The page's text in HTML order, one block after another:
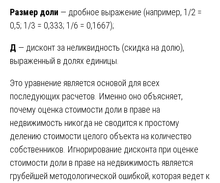
Размер доли — дробное выражение (например, 1/2 =
0,5; 1/3 = 0,333; 1/6 = 0,1667);
Д — дисконт за неликвидность (скидка на долю),
выраженный в долях единицы.
Это уравнение является основой для всех
последующих расчетов. Именно оно объясняет,
почему оценка стоимости доли в праве на
недвижимость никогда не сводится к простому
делению стоимости целого объекта на количество
собственников. Игнорирование дисконта при оценке
стоимости доли в праве на недвижимость является
грубейшей методологической ошибкой, которая ведет к